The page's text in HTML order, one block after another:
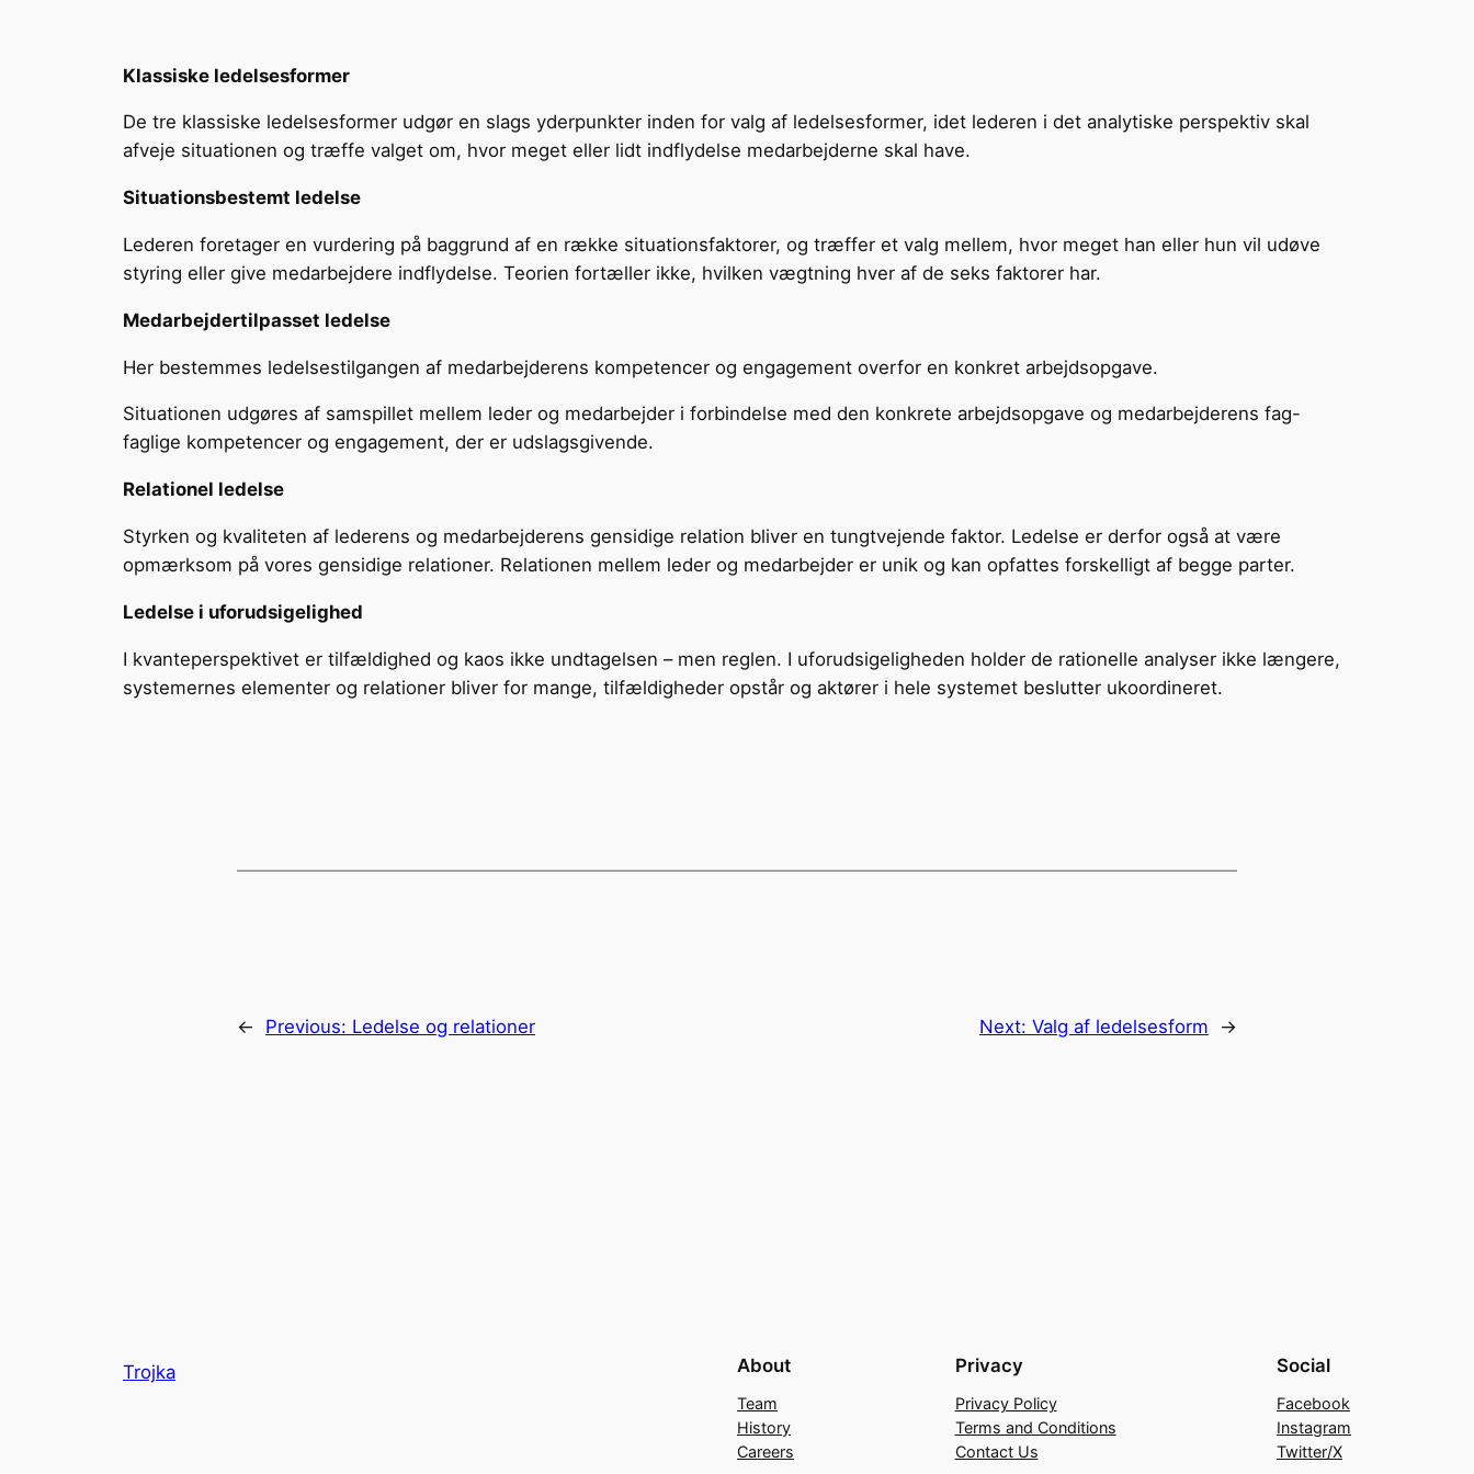
Klassiske ledelsesformer
De tre klassiske ledelsesformer udgør en slags yderpunkter inden for valg af ledelsesformer, idet lederen i det analytiske perspektiv skal
afveje situationen og træffe valget om, hvor meget eller lidt indflydelse medarbejderne skal have.
Situationsbestemt ledelse
Lederen foretager en vurdering på baggrund af en række situationsfaktorer, og træffer et valg mellem, hvor meget han eller hun vil udøve
styring eller give medarbejdere indflydelse. Teorien fortæller ikke, hvilken vægtning hver af de seks faktorer har.
Medarbejdertilpasset ledelse
Her bestemmes ledelses­tilgangen af medarbejderens kompetencer og engagement overfor en konkret arbejdsopgave.
Situationen udgøres af samspillet mellem leder og medarbej­der i forbindelse med den konkrete arbejdsopgave og medarbejderens fag-
faglige kompetencer og engagement, der er udslagsgivende.
Relationel ledelse
Styrken og kvaliteten af lederens og medarbejderens gensidige relation bliver en tungtvejende faktor. Ledelse er derfor også at være
opmærksom på vores gensidige relationer. Relationen mellem leder og medarbejder er unik og kan opfattes forskel­ligt af begge parter.
Ledelse i uforudsigelighed
I kvanteperspektivet er tilfældighed og kaos ikke undtagelsen – men reglen. I uforudsigeligheden holder de rationelle analyser ikke længere,
systemernes elementer og relationer bliver for mange, tilfældigheder opstår og aktører i hele systemet beslutter ukoordineret.
← Previous: Ledelse og relationer Next: Valg af ledelsesform →
Trojka About
Team
History
Careers
Privacy
Privacy Policy
Terms and Conditions
Contact Us
Social
Facebook
Instagram
Twitter/X